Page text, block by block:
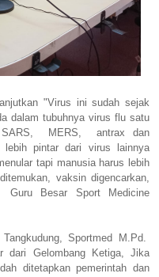
"Virus ini sudah sejak
dalam tubuhnya virus flu satu
SARS, MERS, antrax dan
lebih pintar dari virus lainnya
tapi manusia harus lebih
vaksin digencarkan,
Besar Sport Medicine
Sportmed M.Pd.
dari Gelombang Ketiga, Jika
ditetapkan pemerintah dan